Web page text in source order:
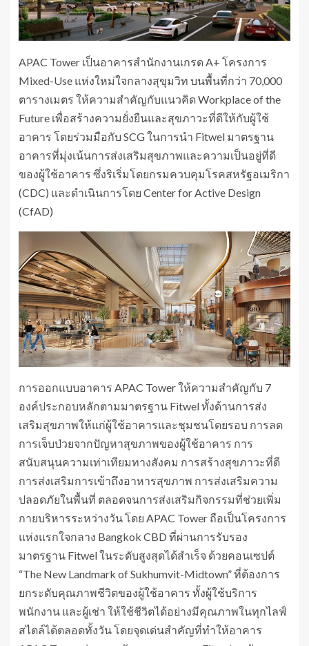
APAC Tower เป็นอาคารสำนักงานเกรด A+ โครงการ
Mixed-Use แห่งใหม่ใจกลางสุขุมวิท บนพื้นที่กว่า 70,000
ตารางเมตร ให้ความสำคัญกับแนวคิด Workplace of the
Future เพื่อสร้างความยั่งยืนและสุขภาวะที่ดีให้กับผู้ใช้
อาคาร โดยร่วมมือกับ SCG ในการนำ Fitwel มาตรฐาน
อาคารที่มุ่งเน้นการส่งเสริมสุขภาพและความเป็นอยู่ที่ดี
ของผู้ใช้อาคาร ซึ่งริเริ่มโดยกรมควบคุมโรคสหรัฐอเมริกา
(CDC) และดำเนินการโดย Center for Active Design
(CfAD)
การออกแบบอาคาร APAC Tower ให้ความสำคัญกับ 7
องค์ประกอบหลักตามมาตรฐาน Fitwel ทั้งด้านการส่ง
เสริมสุขภาพให้แก่ผู้ใช้อาคารและชุมชนโดยรอบ การลด
การเจ็บป่วยจากปัญหาสุขภาพของผู้ใช้อาคาร การ
สนับสนุนความเท่าเทียมทางสังคม การสร้างสุขภาวะที่ดี
การส่งเสริมการเข้าถึงอาหารสุขภาพ การส่งเสริมความ
ปลอดภัยในพื้นที่ ตลอดจนการส่งเสริมกิจกรรมที่ช่วยเพิ่ม
กายบริหารระหว่างวัน โดย APAC Tower ถือเป็นโครงการ
แห่งแรกใจกลาง Bangkok CBD ที่ผ่านการรับรอง
มาตรฐาน Fitwel ในระดับสูงสุดได้สำเร็จ ด้วยคอนเซปต์
“The New Landmark of Sukhumvit-Midtown” ที่ต้องการ
ยกระดับคุณภาพชีวิตของผู้ใช้อาคาร ทั้งผู้ใช้บริการ
พนักงาน และผู้เช่า ให้ใช้ชีวิตได้อย่างมีคุณภาพในทุกไลฟ์
สไตล์ได้ตลอดทั้งวัน โดยจุดเด่นสำคัญที่ทำให้อาคาร